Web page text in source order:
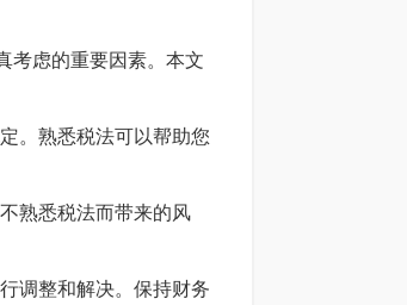
考虑的重要因素。本文
。熟悉税法可以帮助您
熟悉税法而带来的风
调整和解决。保持财务